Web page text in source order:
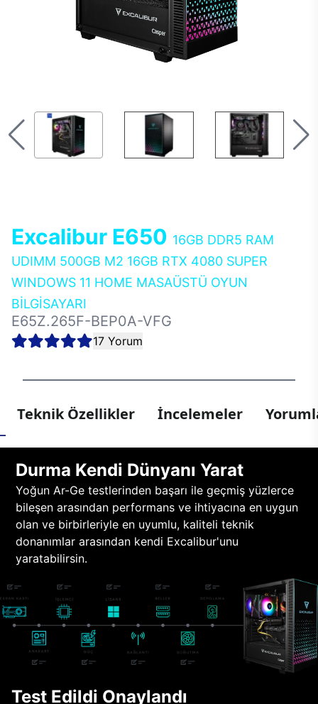
Excalibur E650 16GB DDR5 RAM
UDIMM 500GB M2 16GB RTX 4080 SUPER
WINDOWS 11 HOME MASAÜSTÜ OYUN
BİLGİSAYARI
E65Z.265F-BEP0A-VFG
17 Yorum
Teknik Özellikler İncelemeler
Durma Kendi Dünyanı Yarat
Yoğun Ar-Ge testlerinden başarı ile geçmiş yüzlerce
bileşen arasından performans ve ihtiyacına en uygun
olan ve birbirleriyle en uyumlu, kaliteli teknik
donanımlar arasından kendi Excalibur'unu
yaratabilirsin.
Test Edildi Onaylandı